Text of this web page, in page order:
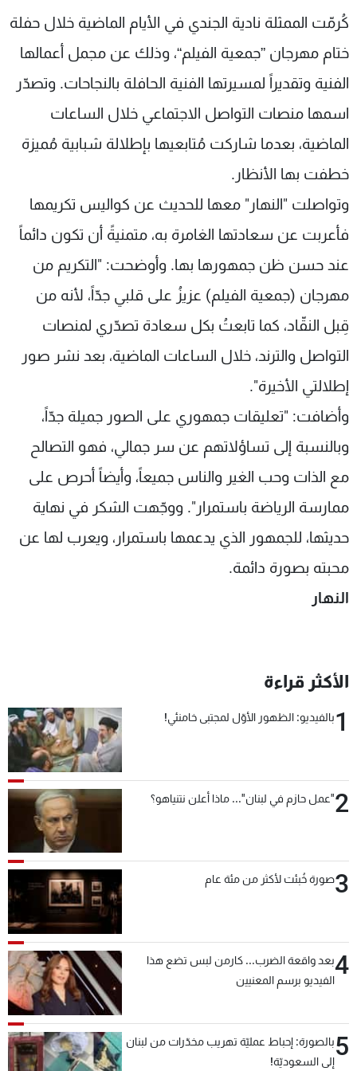
كُرمّت الممثلة نادية الجندي في الأيام الماضية خلال حفلة
ختام مهرجان ”جمعية الفيلم“، وذلك عن مجمل أعمالها
الفنية وتقديراً لمسيرتها الفنية الحافلة بالنجاحات. وتصدّر
اسمها منصات التواصل الاجتماعي خلال الساعات
الماضية، بعدما شاركت مُتابعيها بإطلالة شبابية مُميزة
خطفت بها الأنظار.
وتواصلت "النهار" معها للحديث عن كواليس تكريمها
فأعربت عن سعادتها الغامرة به، متمنيةً أن تكون دائماً
عند حسن ظن جمهورها بها. وأوضحت: "التكريم من
مهرجان (جمعية الفيلم) عزيزُ على قلبي جدّاً، لأنه من
قِبل النقّاد، كما تابعتُ بكل سعادة تصدّري لمنصات
التواصل والترند، خلال الساعات الماضية، بعد نشر صور
إطلالتي الأخيرة".
وأضافت: "تعليقات جمهوري على الصور جميلة جدّاً،
وبالنسبة إلى تساؤلاتهم عن سر جمالي، فهو التصالح
مع الذات وحب الغير والناس جميعاً، وأيضاً أحرص على
ممارسة الرياضة باستمرار". ووجّهت الشكر في نهاية
حديثها، للجمهور الذي يدعمها باستمرار، ويعرب لها عن
محبته بصورة دائمة.
النهار
الأكثر قراءة
1بالفيديو: الظهور الأوّل لمجتبى خامنئي!
2"عمل حازم في لبنان"... ماذا أعلن نتنياهو؟
3صورة خُبئت لأكثر من مئة عام
4بعد واقعة الضرب... كارمن لبس تضع هذا
الفيديو برسم المعنيين
5بالصورة: إحباط عمليّة تهريب مخدّرات من لبنان
إلى السعوديّة!
شاهد البرامج
عن MTV
الإنـتـاج
وظائف
تواصل معنا
شروط الإسـتخدام
سياسة الخصوصية